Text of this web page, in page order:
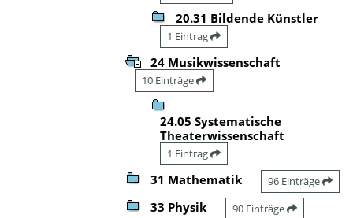
20.31 Bildende Künstler
1 Eintrag
24 Musikwissenschaft
10 Einträge
24.05 Systematische
Theaterwissenschaft
1 Eintrag
31 Mathematik 96 Einträge
33 Physik 90 Einträge